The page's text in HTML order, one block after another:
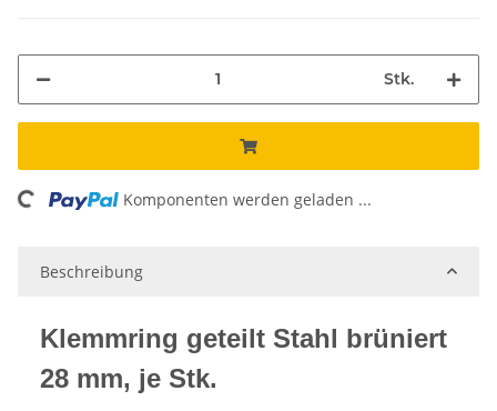
Stk.
Komponenten werden geladen ...
Beschreibung
Klemmring geteilt Stahl brüniert
28 mm, je Stk.